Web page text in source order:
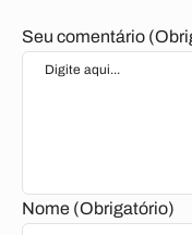
Seu comentário
Nome (Obrigatório)